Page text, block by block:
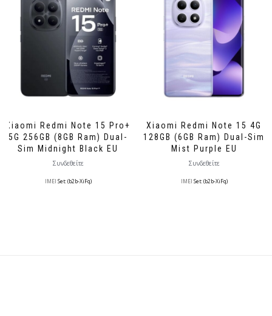
Xiaomi Redmi Note 15 Pro+
5G 256GB (8GB Ram) Dual-
Sim Midnight Black EU
Συνδεθείτε
IMEI Set: (b2b-XiFq)
Xiaomi Redmi Note 15 4G
128GB (6GB Ram) Dual-Sim
Mist Purple EU
Συνδεθείτε
IMEI Set: (b2b-XiFq)